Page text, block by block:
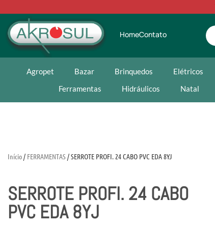
HomeContato
Agropet Bazar Brinquedos Elétricos
Ferramentas
Hidráulicos Natal
Início/ FERRAMENTAS/ SERROTE PROFI. 24 CABO PVC EDA 8YJ
SERROTE PROFI. 24 CABO
PVC EDA 8YJ